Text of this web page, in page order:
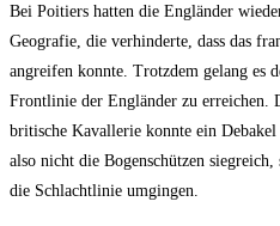
Bei Poitiers hatten die Engländer
Geografie, die verhinderte, dass das
angreifen konnte. Trotzdem gelang es
Frontlinie der Engländer zu erreichen.
britische Kavallerie konnte ein
also nicht die Bogenschützen
die Schlachtlinie umgingen.